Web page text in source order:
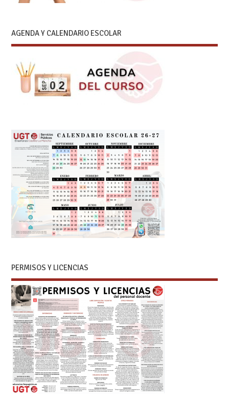
AGENDA Y CALENDARIO ESCOLAR
PERMISOS Y LICENCIAS